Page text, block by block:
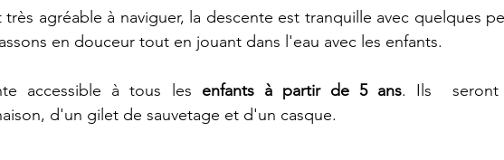
très agréable à naviguer, la descente est tranquille avec quelques
en douceur tout en jouant dans l'eau avec les enfants.
accessible à tous les enfants à partir de 5 ans. Ils  seront
d'un gilet de sauvetage et d'un casque.